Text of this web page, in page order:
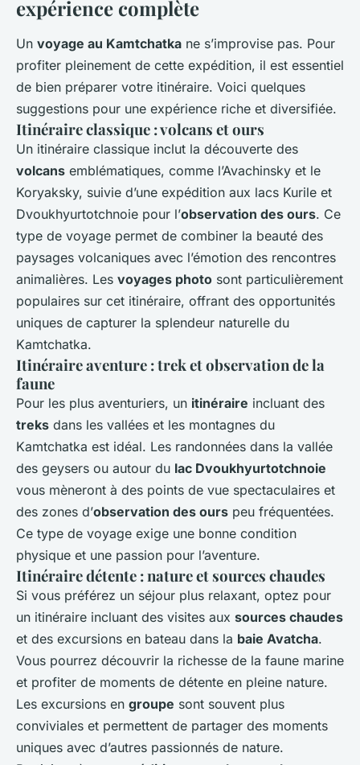
expérience complète
Un voyage au Kamtchatka ne s’improvise pas. Pour
profiter pleinement de cette expédition, il est essentiel
de bien préparer votre itinéraire. Voici quelques
suggestions pour une expérience riche et diversifiée.
Itinéraire classique : volcans et ours
Un itinéraire classique inclut la découverte des
volcans emblématiques, comme l’Avachinsky et le
Koryaksky, suivie d’une expédition aux lacs Kurile et
Dvoukhyurtotchnoie pour l’observation des ours. Ce
type de voyage permet de combiner la beauté des
paysages volcaniques avec l’émotion des rencontres
animalières. Les voyages photo sont particulièrement
populaires sur cet itinéraire, offrant des opportunités
uniques de capturer la splendeur naturelle du
Kamtchatka.
Itinéraire aventure : trek et observation de la
faune
Pour les plus aventuriers, un itinéraire incluant des
treks dans les vallées et les montagnes du
Kamtchatka est idéal. Les randonnées dans la vallée
des geysers ou autour du lac Dvoukhyurtotchnoie
vous mèneront à des points de vue spectaculaires et
des zones d’observation des ours peu fréquentées.
Ce type de voyage exige une bonne condition
physique et une passion pour l’aventure.
Itinéraire détente : nature et sources chaudes
Si vous préférez un séjour plus relaxant, optez pour
un itinéraire incluant des visites aux sources chaudes
et des excursions en bateau dans la baie Avatcha.
Vous pourrez découvrir la richesse de la faune marine
et profiter de moments de détente en pleine nature.
Les excursions en groupe sont souvent plus
conviviales et permettent de partager des moments
uniques avec d’autres passionnés de nature.